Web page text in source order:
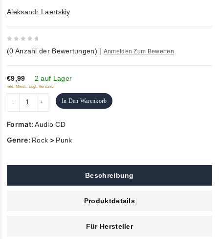
Aleksandr Laertskiy
out
of
5
(0 Anzahl der Bewertungen) | Anmelden Zum Bewerten
€9,99 2 auf Lager
inkl. Mwst., zzgl. Versand
In Den Warenkorb
Format:Audio CD
Genre: Rock > Punk
Beschreibung
Produktdetails
Für Hersteller